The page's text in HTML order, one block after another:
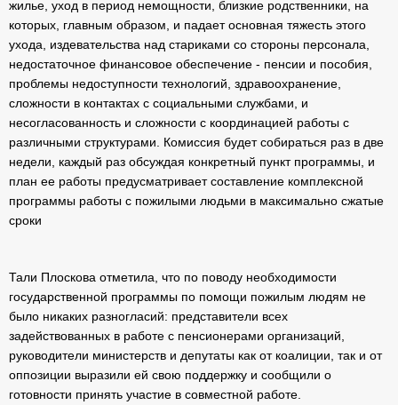
жилье, уход в период немощности, близкие родственники, на
которых, главным образом, и падает основная тяжесть этого
ухода, издевательства над стариками со стороны персонала,
недостаточное финансовое обеспечение - пенсии и пособия,
проблемы недоступности технологий, здравоохранение,
сложности в контактах с социальными службами, и
несогласованность и сложности с координацией работы с
различными структурами. Комиссия будет собираться раз в две
недели, каждый раз обсуждая конкретный пункт программы, и
план ее работы предусматривает составление комплексной
программы работы с пожилыми людьми в максимально сжатые
сроки
Тали Плоскова отметила, что по поводу необходимости
государственной программы по помощи пожилым людям не
было никаких разногласий: представители всех
задействованных в работе с пенсионерами организаций,
руководители министерств и депутаты как от коалиции, так и от
оппозиции выразили ей свою поддержку и сообщили о
готовности принять участие в совместной работе.